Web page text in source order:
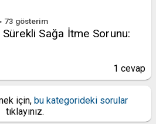
73 gösterim
Sağa İtme Sorunu:
1 cevap
için, bu kategorideki sorular
tıklayınız.